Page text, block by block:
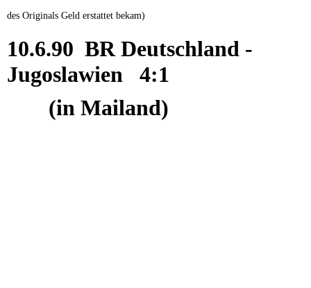
des Originals Geld erstattet bekam)
10.6.90 BR Deutschland -
Jugoslawien 4:1
(in Mailand)